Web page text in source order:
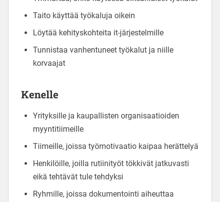
Taito käyttää työkaluja oikein
Löytää kehityskohteita it-järjestelmille
Tunnistaa vanhentuneet työkalut ja niille
korvaajat
Kenelle
Yrityksille ja kaupallisten organisaatioiden
myyntitiimeille
Tiimeille, joissa työmotivaatio kaipaa herättelyä
Henkilöille, joilla rutiinityöt tökkivät jatkuvasti
eikä tehtävät tule tehdyksi
Ryhmille, joissa dokumentointi aiheuttaa